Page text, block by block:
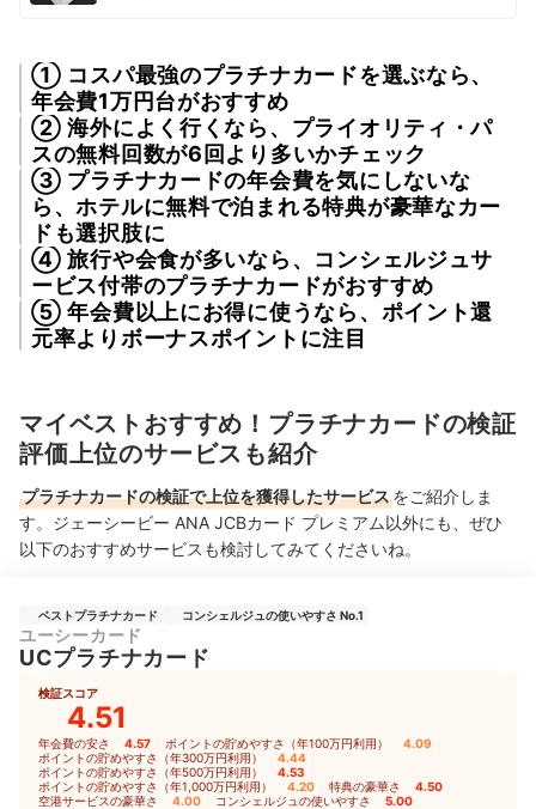
① コスパ最強のプラチナカードを選ぶなら、
年会費1万円台がおすすめ
② 海外によく行くなら、プライオリティ・パ
スの無料回数が6回より多いかチェック
③ プラチナカードの年会費を気にしないな
ら、ホテルに無料で泊まれる特典が豪華なカー
ドも選択肢に
④ 旅行や会食が多いなら、コンシェルジュサ
ービス付帯のプラチナカードがおすすめ
⑤ 年会費以上にお得に使うなら、ポイント還
元率よりボーナスポイントに注目
マイベストおすすめ！プラチナカードの検証
評価上位のサービスも紹介
プラチナカードの検証で上位を獲得したサービスをご紹介しま
す。ジェーシービー ANA JCBカード プレミアム以外にも、ぜひ
以下のおすすめサービスも検討してみてくださいね。
ベストプラチナカード コンシェルジュの使いやすさ No.1
ユーシーカード
UCプラチナカード
検証スコア
4.51
年会費の安さ 4.57 ポイントの貯めやすさ（年100万円利用） 4.09
ポイントの貯めやすさ（年300万円利用） 4.44
ポイントの貯めやすさ（年500万円利用） 4.53
ポイントの貯めやすさ（年1,000万円利用） 4.20 特典の豪華さ 4.50
空港サービスの豪華さ 4.00 コンシェルジュの使いやすさ 5.00